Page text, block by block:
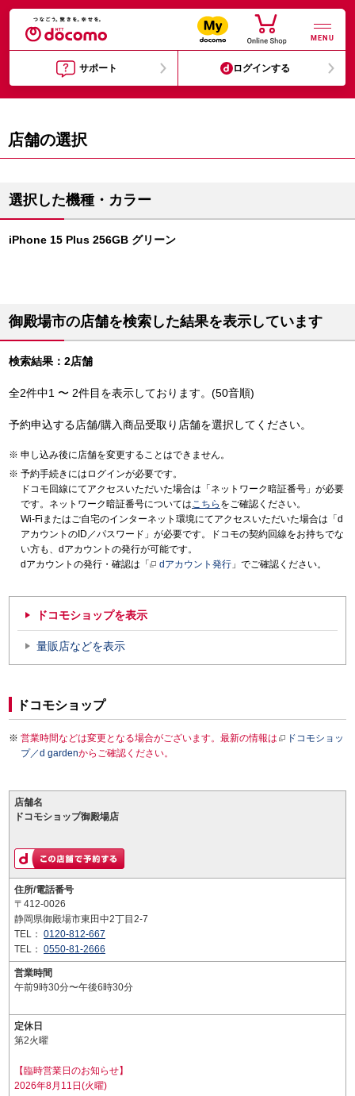
MENU
サポート ログインする
店舗の選択
選択した機種・カラー
iPhone 15 Plus 256GB グリーン
御殿場市の店舗を検索した結果を表示しています
検索結果：2店舗
全2件中1 〜 2件目を表示しております。(50音順)
予約申込する店舗/購入商品受取り店舗を選択してください。
申し込み後に店舗を変更することはできません。
予約手続きにはログインが必要です。
ドコモ回線にてアクセスいただいた場合は「ネットワーク暗証番号」が必要
です。ネットワーク暗証番号についてはこちら をご確認ください。
Wi-Fiまたはご自宅のインターネット環境にてアクセスいただいた場合は「d
アカウントのID／パスワード」が必要です。ドコモの契約回線をお持ちでな
い方も、dアカウントの発行が可能です。
dアカウントの発行・確認は「
dアカウント発行 」でご確認ください。
ドコモショップを表示
量販店などを表示
ドコモショップ
営業時間などは変更となる場合がございます。最新の情報は
ドコモショッ
プ／d gardenからご確認ください。
店舗名
ドコモショップ御殿場店
住所/電話番号
〒412-0026
静岡県御殿場市東田中2丁目2-7
TEL： 0120-812-667
TEL： 0550-81-2666
営業時間
午前9時30分〜午後6時30分
定休日
第2火曜
【臨時営業日のお知らせ】
2026年8月11日(火曜)